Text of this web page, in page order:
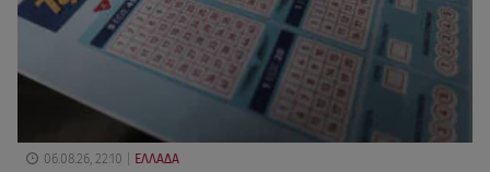
06.08.26, 22:10 ΕΛΛΑΔΑ